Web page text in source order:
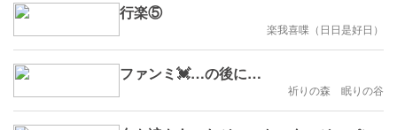
行楽⑤
楽我喜喋（日日是好日）
ファンミ💓…の後に…
祈りの森 眠りの谷